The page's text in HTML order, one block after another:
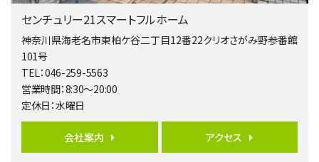
4,190万円
バ14分・ 歩4分
LDK約20帖とゆとりある広さ！WIC、SICの…
第6位
4ＬＤＫ
長後駅
センチュリー21スマートフルホーム
神奈川県海老名市東柏ケ谷二丁目12番22クリオさがみ野参番館
101号
TEL：046-259-5563
営業時間：8:30～20:00
定休日：水曜日
会社案内 アクセス